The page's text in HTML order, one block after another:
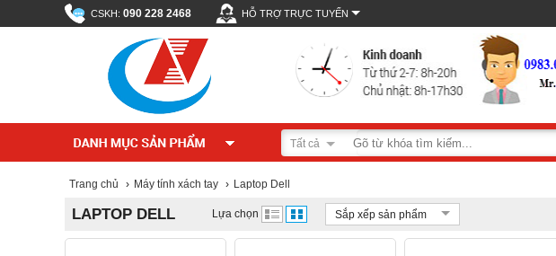
CSKH: 090 228 2468 HỖ TRỢ TRỰC TUYẾN
Tất cả
Trang chủ › Máy tính xách tay › Laptop Dell
LAPTOP DELL Lựa chọn Sắp xếp sản phẩm